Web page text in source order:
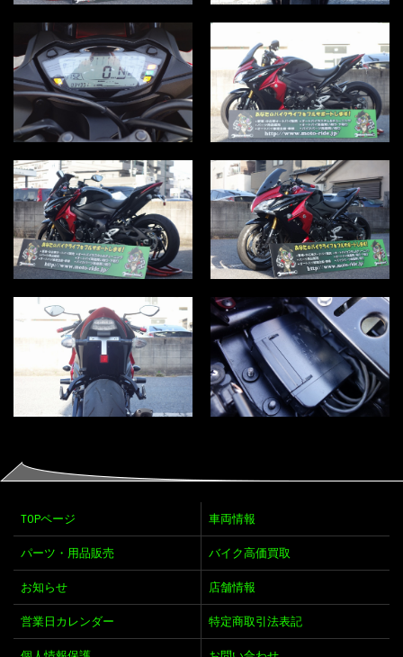
TOPページ 車両情報
パーツ・用品販売 バイク高価買取
お知らせ 店舗情報
営業日カレンダー 特定商取引法表記